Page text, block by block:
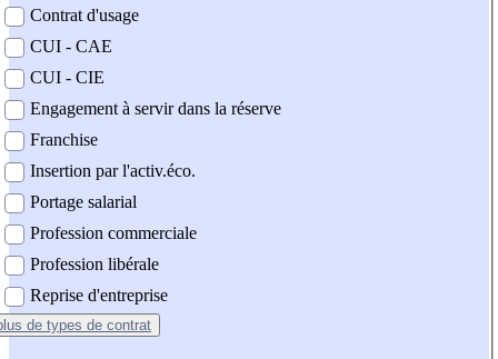
Contrat d'usage
CUI - CAE
CUI - CIE
Engagement à servir dans la réserve
Franchise
Insertion par l'activ.éco.
Portage salarial
Profession commerciale
Profession libérale
Reprise d'entreprise
de types de contrat